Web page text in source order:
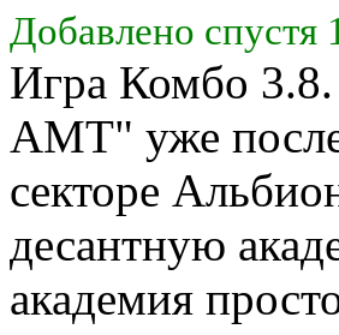
Добавлено спустя
Игра Комбо
АМТ" уже после
секторе
десантную
академия